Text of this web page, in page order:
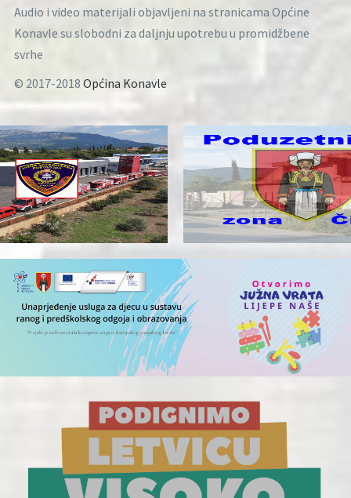
Audio i video materijali objavljeni na stranicama Općine
Konavle su slobodni za daljnju upotrebu u promidžbene
svrhe
© 2017-2018 Općina Konavle